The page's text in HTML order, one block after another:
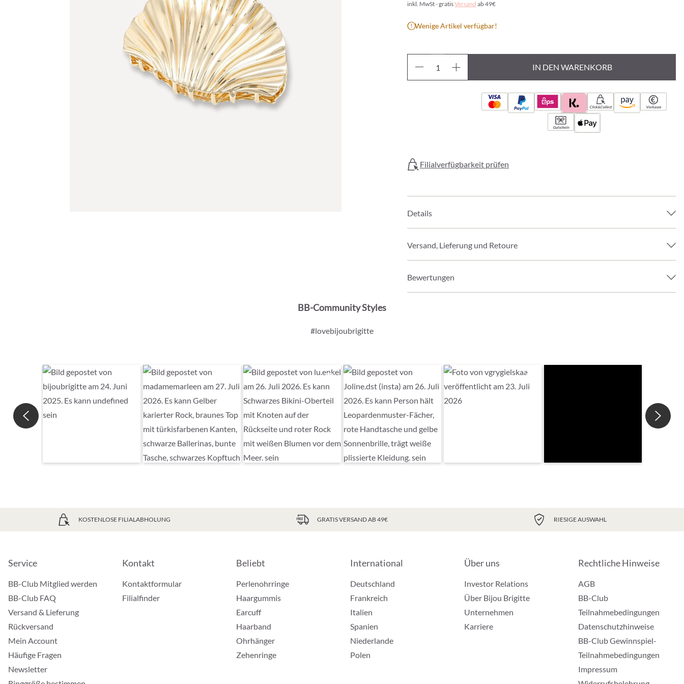
inkl. MwSt - gratisVersand ab 49€
Wenige Artikel verfügbar!
IN DEN WARENKORB
Click&Collect Vorkasse
Gutschein
Filialverfügbarkeit prüfen
Details
Versand, Lieferung und Retoure
Bewertungen
BB-Community Styles
#lovebijoubrigitte
KOSTENLOSE FILIALABHOLUNG GRATIS VERSAND AB 49€ RIESIGE AUSWAHL
Service
BB-Club Mitglied werden
BB-Club FAQ
Versand & Lieferung
Rückversand
Mein Account
Häufige Fragen
Newsletter
Kontakt
Kontaktformular
Filialfinder
Beliebt
Perlenohrringe
Haargummis
Earcuff
Haarband
Ohrhänger
Zehenringe
International
Deutschland
Frankreich
Italien
Spanien
Niederlande
Polen
Über uns
Investor Relations
Über Bijou Brigitte
Unternehmen
Karriere
Rechtliche Hinweise
AGB
BB-Club
Teilnahmebedingungen
Datenschutzhinweise
BB-Club Gewinnspiel-
Teilnahmebedingungen
Impressum